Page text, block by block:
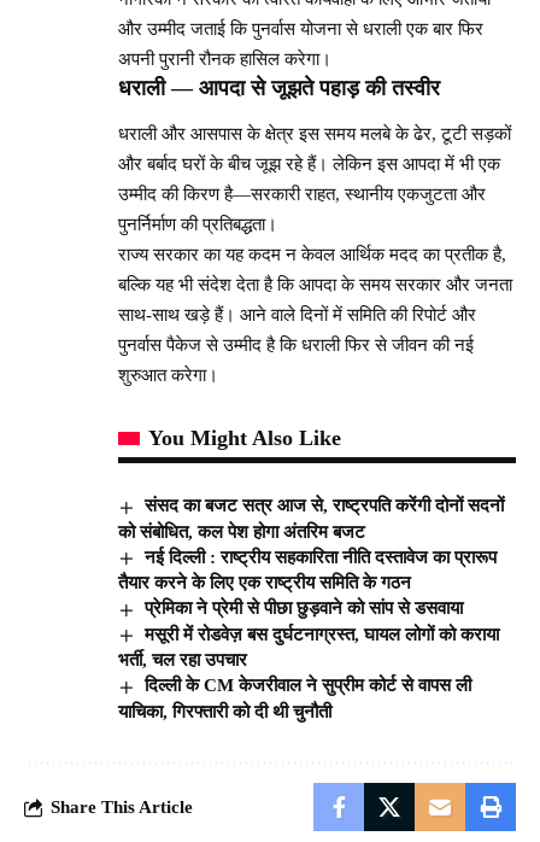
और उम्मीद जताई कि पुनर्वास योजना से धराली एक बार फिर
अपनी पुरानी रौनक हासिल करेगा।
धराली — आपदा से जूझते पहाड़ की तस्वीर
धराली और आसपास के क्षेत्र इस समय मलबे के ढेर, टूटी सड़कों
और बर्बाद घरों के बीच जूझ रहे हैं। लेकिन इस आपदा में भी एक
उम्मीद की किरण है—सरकारी राहत, स्थानीय एकजुटता और
पुनर्निर्माण की प्रतिबद्धता।
राज्य सरकार का यह कदम न केवल आर्थिक मदद का प्रतीक है,
बल्कि यह भी संदेश देता है कि आपदा के समय सरकार और जनता
साथ-साथ खड़े हैं। आने वाले दिनों में समिति की रिपोर्ट और
पुनर्वास पैकेज से उम्मीद है कि धराली फिर से जीवन की नई
शुरुआत करेगा।
You Might Also Like
संसद का बजट सत्र आज से, राष्ट्रपति करेंगी दोनों सदनों
को संबोधित, कल पेश होगा अंतरिम बजट
नई दिल्ली : राष्‍ट्रीय सहकारिता नीति दस्‍तावेज का प्रारूप
तैयार करने के लिए एक राष्ट्रीय समिति के गठन
प्रेमिका ने प्रेमी से पीछा छुड़वाने को सांप से डसवाया
मसूरी में रोडवेज़ बस दुर्घटनाग्रस्त, घायल लोगों को कराया
भर्ती, चल रहा उपचार
दिल्ली के CM केजरीवाल ने सुप्रीम कोर्ट से वापस ली
याचिका, गिरफ्तारी को दी थी चुनौती
Share This Article